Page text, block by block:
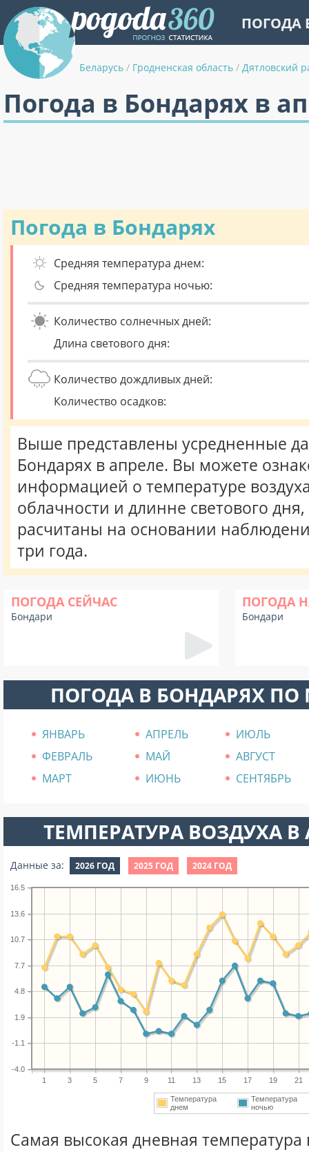
ПОГОДА
Беларусь / Гродненская область / Дятловский
Погода в Бондарях в
Погода в Бондарях
Средняя температура днем:
Средняя температура ночью:
Количество солнечных дней:
Длина светового дня:
Количество дождливых дней:
Количество осадков:
Выше представлены усредненные
Бондарях в апреле. Вы можете
информацией о температуре
облачности и длинне светового
расчитаны на основании
три года.
ПОГОДА СЕЙЧАС
Бондари
ПОГОДА
Бондари
ПОГОДА В БОНДАРЯХ
ЯНВАРЬ АПРЕЛЬ
ИЮЛЬ
ФЕВРАЛЬ
МАЙ
АВГУСТ
МАРТ
ИЮНЬ СЕНТЯБРЬ
ТЕМПЕРАТУРА ВОЗДУХА В
Данные за: 2026 ГОД 2025 ГОД 2024 ГОД
1 3 5 7 9 11 13 15 17 19 21
-4.0
-1.1
1.9
4.8
7.7
10.7
13.6
16.5
Температура
днем
Температура
ночью
Самая высокая дневная температура